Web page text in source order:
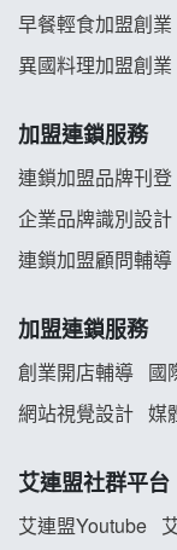
舒油頭加盟說
義氣豐發雞加
Mr.Wish加盟
雞咕雞咕加盟
TEA TOP加盟
珍好味臭臭鍋
藍象廷泰式火
早餐輕食加盟創業
異國料理加盟創業
加盟連鎖服務
連鎖加盟品牌刊登
企業品牌識別設計
連鎖加盟顧問輔導
加盟連鎖服務
創業開店輔導 國
網站視覺設計 媒
艾連盟社群平台
艾連盟Youtube